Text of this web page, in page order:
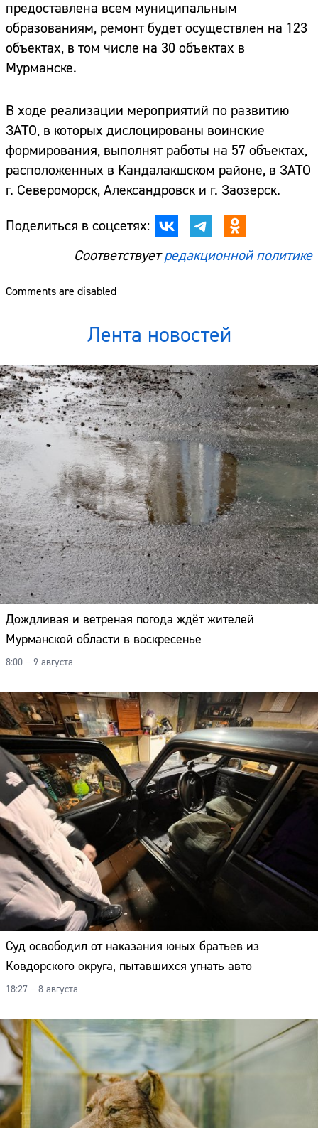
предоставлена всем муниципальным
образованиям, ремонт будет осуществлен на 123
объектах, в том числе на 30 объектах в
Мурманске.
В ходе реализации мероприятий по развитию
ЗАТО, в которых дислоцированы воинские
формирования, выполнят работы на 57 объектах,
расположенных в Кандалакшском районе, в ЗАТО
г. Североморск, Александровск и г. Заозерск.
Поделиться в соцсетях:
Соответствуетредакционной политике
Comments are disabled
Лента новостей
Дождливая и ветреная погода ждёт жителей
Мурманской области в воскресенье
8:00 – 9 августа
Суд освободил от наказания юных братьев из
Ковдорского округа, пытавшихся угнать авто
18:27 – 8 августа